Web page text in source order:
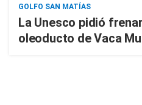
GOLFO SAN MATÍAS
La Unesco pidió
oleoducto de Vaca